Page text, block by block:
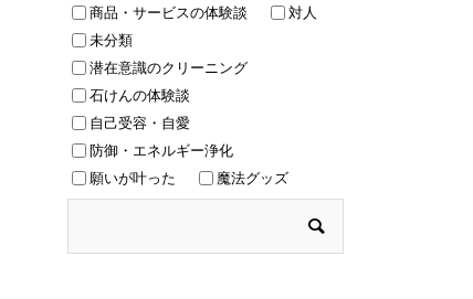
商品・サービスの体験談
対人
未分類
潜在意識のクリーニング
石けんの体験談
自己受容・自愛
防御・エネルギー浄化
願いが叶った
魔法グッズ